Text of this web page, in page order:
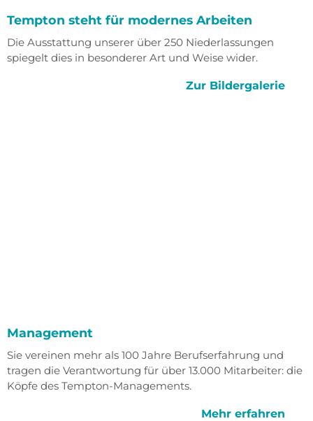
Tempton steht für modernes Arbeiten
Die Ausstattung unserer über 250 Niederlassungen
spiegelt dies in besonderer Art und Weise wider.
Zur Bildergalerie
Management
Sie vereinen mehr als 100 Jahre Berufserfahrung und
tragen die Verantwortung für über 13.000 Mitarbeiter: die
Köpfe des Tempton-Managements.
Mehr erfahren